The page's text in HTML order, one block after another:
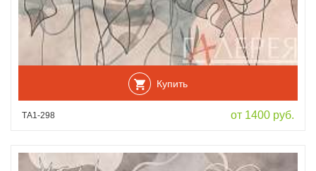
Купить
ТА1-298 от 1400 руб.